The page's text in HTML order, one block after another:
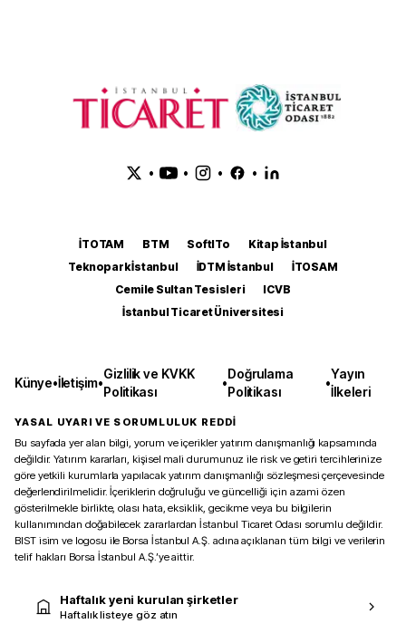
• • • •
İTOTAM BTM SoftITo
Kitap İstanbul
Teknopark İstanbul
İDTM İstanbul
İTOSAM
Cemile Sultan Tesisleri
ICVB
İstanbul Ticaret Üniversitesi
Künye•İletişim•
Gizlilik ve KVKK
Politikası
•
Doğrulama
Politikası
•
Yayın
İlkeleri
YASAL UYARI VE SORUMLULUK REDDİ
Bu sayfada yer alan bilgi, yorum ve içerikler yatırım danışmanlığı kapsamında
değildir. Yatırım kararları, kişisel mali durumunuz ile risk ve getiri tercihlerinize
göre yetkili kurumlarla yapılacak yatırım danışmanlığı sözleşmesi çerçevesinde
değerlendirilmelidir. İçeriklerin doğruluğu ve güncelliği için azami özen
gösterilmekle birlikte, olası hata, eksiklik, gecikme veya bu bilgilerin
kullanımından doğabilecek zararlardan İstanbul Ticaret Odası sorumlu değildir.
BIST isim ve logosu ile Borsa İstanbul A.Ş. adına açıklanan tüm bilgi ve verilerin
telif hakları Borsa İstanbul A.Ş.’ye aittir.
Haftalık yeni kurulan şirketler
Haftalık listeye göz atın